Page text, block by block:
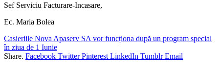
Sef Serviciu Facturare-Incasare,
Ec. Maria Bolea
Casieriile Nova Apaserv SA vor funcționa după un program special
în ziua de 1 Iunie
Share. Facebook Twitter Pinterest LinkedIn Tumblr Email